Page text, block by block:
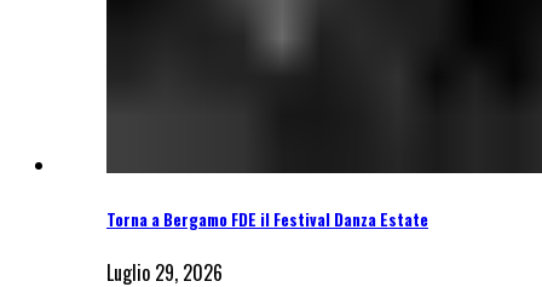
Torna a Bergamo FDE il Festival Danza Estate
Luglio 29, 2026